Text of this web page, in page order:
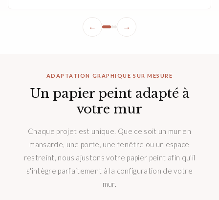
← →
ADAPTATION GRAPHIQUE SUR MESURE
Un papier peint adapté à
votre mur
Chaque projet est unique. Que ce soit un mur en
mansarde, une porte, une fenêtre ou un espace
restreint, nous ajustons votre papier peint afin qu'il
s'intègre parfaitement à la configuration de votre
mur.